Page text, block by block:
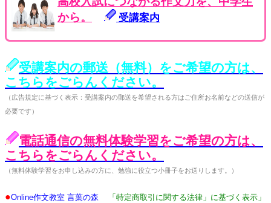
から。
受講案内
受講案内の郵送（無料）をご希望の方は、
こちらをごらんください。
（広告規定に基づく表示：受講案内の郵送を希望される方はご住所お名前などの送信が
必要です）
電話通信の無料体験学習をご希望の方は、
こちらをごらんください。
（無料体験学習をお申し込みの方に、勉強に役立つ小冊子をお送りします。）
●Online作文教室 言葉の森 「特定商取引に関する法律」に基づく表示」